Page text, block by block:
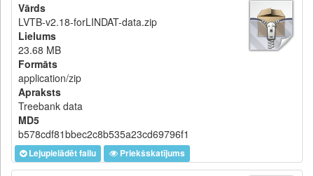
Vārds
LVTB-v2.18-forLINDAT-data.zip
Lielums
23.68 MB
Formāts
application/zip
Apraksts
Treebank data
MD5
b578cdf81bbec2c8b535a23cd69796f1
Lejupielādēt failu Priekšskatījums